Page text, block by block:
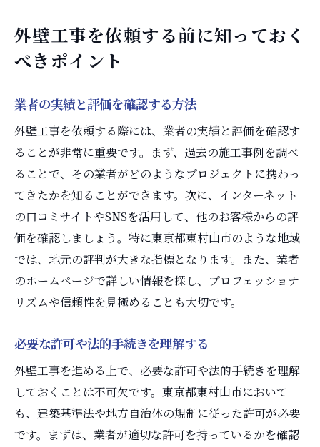
外壁工事を依頼する前に知っておく
べきポイント
業者の実績と評価を確認する方法
外壁工事を依頼する際には、業者の実績と評価を確認す
ることが非常に重要です。まず、過去の施工事例を調べ
ることで、その業者がどのようなプロジェクトに携わっ
てきたかを知ることができます。次に、インターネット
の口コミサイトやSNSを活用して、他のお客様からの評
価を確認しましょう。特に東京都東村山市のような地域
では、地元の評判が大きな指標となります。また、業者
のホームページで詳しい情報を探し、プロフェッショナ
リズムや信頼性を見極めることも大切です。
必要な許可や法的手続きを理解する
外壁工事を進める上で、必要な許可や法的手続きを理解
しておくことは不可欠です。東京都東村山市において
も、建築基準法や地方自治体の規制に従った許可が必要
です。まずは、業者が適切な許可を持っているかを確認